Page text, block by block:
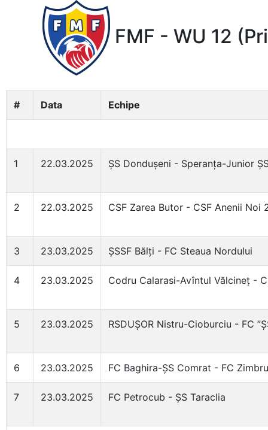
FMF - WU 12
# Data Echipe
1 22.03.2025 ȘS Dondușeni - Speranța-Junior
2 22.03.2025 CSF Zarea Butor - CSF Anenii Noi
3 23.03.2025 ȘSSF Bălți - FC Steaua Nordului
4 23.03.2025 Codru Calarasi-Avîntul Vălcineț -
5 23.03.2025 RSDUȘOR Nistru-Cioburciu - FC
6 23.03.2025 FC Baghira-ȘS Comrat - FC Zimbru
7 23.03.2025 FC Petrocub - ȘS Taraclia